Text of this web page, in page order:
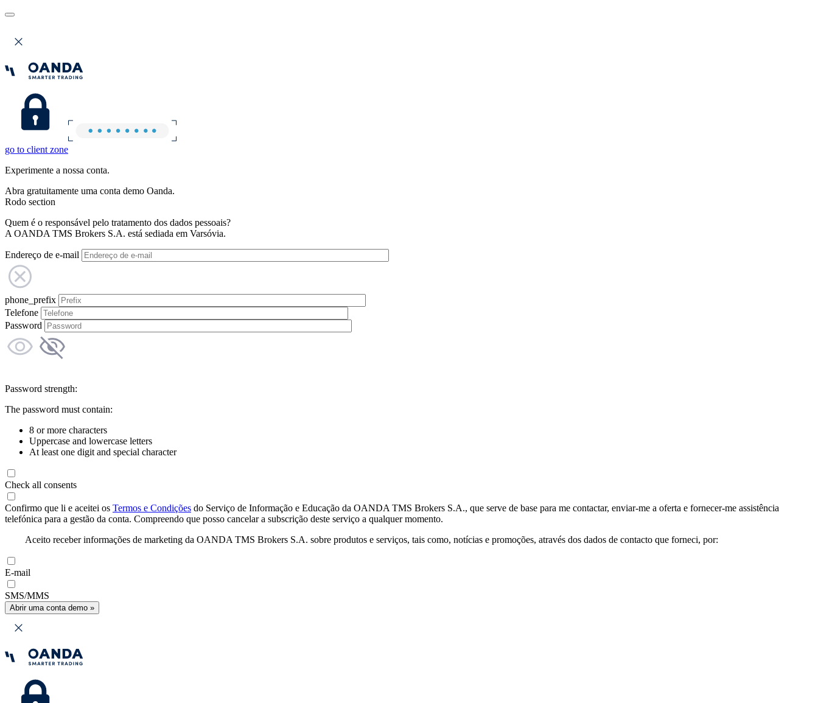
go to client zone
Experimente a nossa conta.
Abra gratuitamente uma conta demo Oanda.
Rodo section
Quem é o responsável pelo tratamento dos dados pessoais?
A OANDA TMS Brokers S.A. está sediada em Varsóvia.
Endereço de e-mail
phone_prefix
Telefone
Password
Password strength:
The password must contain:
8 or more characters
Uppercase and lowercase letters
At least one digit and special character
Check all consents
Confirmo que li e aceitei os Termos e Condições do Serviço de Informação e Educação da OANDA TMS Brokers S.A., que serve de base para me contactar, enviar-me a oferta e fornecer-me assistência
telefónica para a gestão da conta. Compreendo que posso cancelar a subscrição deste serviço a qualquer momento.
Aceito receber informações de marketing da OANDA TMS Brokers S.A. sobre produtos e serviços, tais como, notícias e promoções, através dos dados de contacto que forneci, por:
E-mail
SMS/MMS
Abrir uma conta demo »